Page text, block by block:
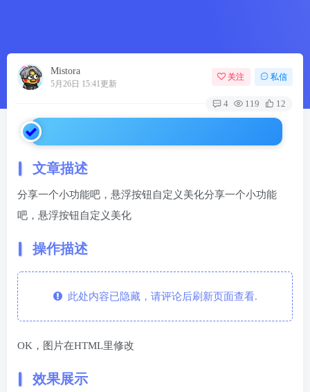
Mistora
5月26日 15:41更新
关注 私信
4 119 12
文章描述
分享一个小功能吧，悬浮按钮自定义美化分享一个小功能
吧，悬浮按钮自定义美化
操作描述
此处内容已隐藏，请评论后刷新页面查看.
OK，图片在HTML里修改
效果展示